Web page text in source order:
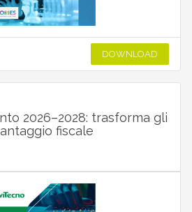
DOWNLOAD
2026–2028: trasforma gli
fiscale